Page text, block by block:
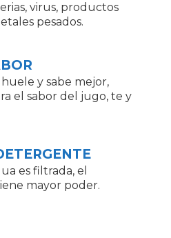
virus, productos
pesados.
y sabe mejor,
el sabor del jugo, te y
es filtrada, el
mayor poder.